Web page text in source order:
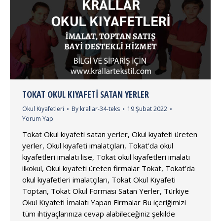
TOKAT OKUL KIYAFETI SATAN YERLER
Okul Kıyafetleri By krallar-34-teks
19 Şubat 2022
Yorum Yap
Tokat Okul kıyafeti satan yerler, Okul kıyafeti üreten
yerler, Okul kıyafeti imalatçıları, Tokat’da okul
kıyafetleri imalatı lise, Tokat okul kıyafetleri imalatı
ilkokul, Okul kıyafeti üreten firmalar Tokat, Tokat’da
okul kıyafetleri imalatçıları, Tokat Okul Kıyafeti
Toptan, Tokat Okul Forması Satan Yerler, Türkiye
Okul Kıyafeti İmalatı Yapan Firmalar Bu içeriğimizi
tüm ihtiyaçlarınıza cevap alabileceğiniz şekilde